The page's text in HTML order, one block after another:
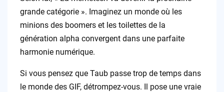
grande catégorie ». Imaginez un monde où les
minions des boomers et les toilettes de la
génération alpha convergent dans une parfaite
harmonie numérique.
Si vous pensez que Taub passe trop de temps dans
le monde des GIF, détrompez-vous. Il pose une vraie